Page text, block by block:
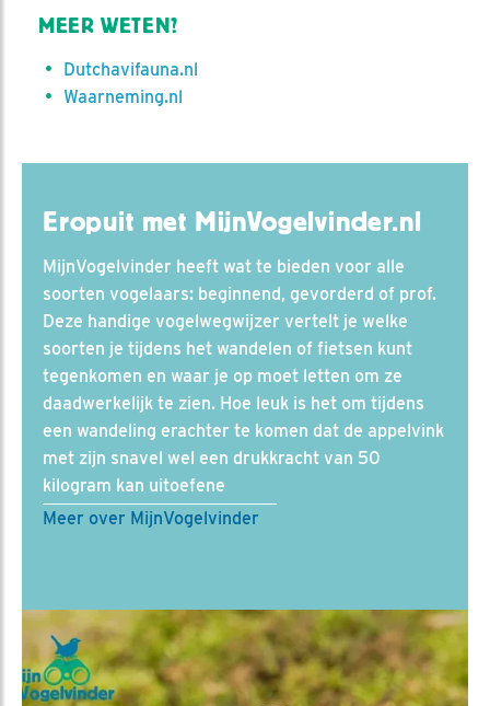
MEER WETEN?
Dutchavifauna.nl
Waarneming.nl
Eropuit met MijnVogelvinder.nl
MijnVogelvinder heeft wat te bieden voor alle
soorten vogelaars: beginnend, gevorderd of prof.
Deze handige vogelwegwijzer vertelt je welke
soorten je tijdens het wandelen of fietsen kunt
tegenkomen en waar je op moet letten om ze
daadwerkelijk te zien. Hoe leuk is het om tijdens
een wandeling erachter te komen dat de appelvink
met zijn snavel wel een drukkracht van 50
kilogram kan uitoefene
Meer over MijnVogelvinder